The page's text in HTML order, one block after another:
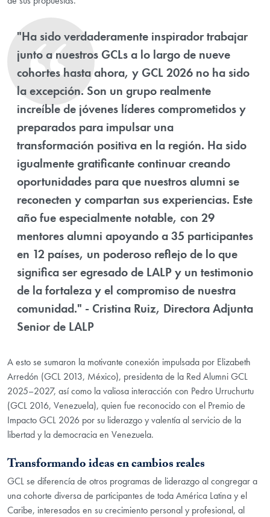
"Ha sido verdaderamente inspirador trabajar
junto a nuestros GCLs a lo largo de nueve
cohortes hasta ahora, y GCL 2026 no ha sido
la excepción. Son un grupo realmente
increíble de jóvenes líderes comprometidos y
preparados para impulsar una
transformación positiva en la región. Ha sido
igualmente gratificante continuar creando
oportunidades para que nuestros alumni se
reconecten y compartan sus experiencias. Este
año fue especialmente notable, con 29
mentores alumni apoyando a 35 participantes
en 12 países, un poderoso reflejo de lo que
significa ser egresado de LALP y un testimonio
de la fortaleza y el compromiso de nuestra
comunidad." - Cristina Ruiz, Directora Adjunta
Senior de LALP
A esto se sumaron la motivante conexión impulsada por Elizabeth
Arredón (GCL 2013, México), presidenta de la Red Alumni GCL
2025–2027, así como la valiosa interacción con Pedro Urruchurtu
(GCL 2016, Venezuela), quien fue reconocido con el Premio de
Impacto GCL 2026 por su liderazgo y valentía al servicio de la
libertad y la democracia en Venezuela.
Transformando ideas en cambios reales
GCL se diferencía de otros programas de liderazgo al congregar a
una cohorte diversa de participantes de toda América Latina y el
Caribe, interesados en su crecimiento personal y profesional, al